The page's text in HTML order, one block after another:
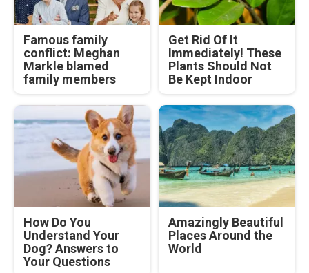
Famous family
conflict: Meghan
Markle blamed
family members
Get Rid Of It
Immediately! These
Plants Should Not
Be Kept Indoor
How Do You
Understand Your
Dog? Answers to
Your Questions
Amazingly Beautiful
Places Around the
World